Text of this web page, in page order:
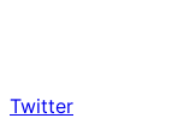
Twitter